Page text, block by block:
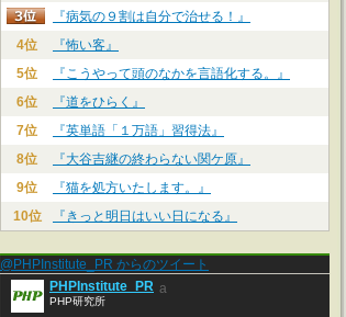
『病気の９割は自分で治せる！』
4位
『怖い客』
5位
『こうやって頭のなかを言語化する。』
6位
『道をひらく』
7位
『英単語「１万語」習得法』
8位
『大谷吉継の終わらない関ケ原』
9位
『猫を処方いたします。』
10位
『きっと明日はいい日になる』
@PHPInstitute_PR からのツイート
PHPInstitute_PR
PHP研究所
a